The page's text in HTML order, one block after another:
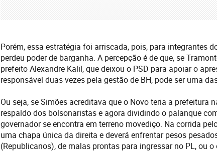
Porém, essa estratégia foi arriscada, pois, para integrantes
perdeu poder de barganha. A percepção é de que, se
prefeito Alexandre Kalil, que deixou o PSD para apoiar o
responsável duas vezes pela gestão de BH, pode ser uma
Ou seja, se Simões acreditava que o Novo teria a prefeitura
respaldo dos bolsonaristas e agora dividindo o palanque
governador se encontra em terreno movediço. Na corrida
uma chapa única da direita e deverá enfrentar pesos
(Republicanos), de malas prontas para ingressar no PL, ou